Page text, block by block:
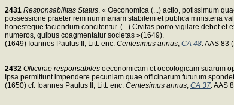
2431 Responsabilitas Status . « Oeconomica (...) actio, potissimum
possessione praeter rem nummariam stabilem et publica ministeria
honesteque faciendum concitentur. (...) Civitas porro vigilare debet
numeros, quibus coagmentatur societas »(1649).
(1649) Ioannes Paulus II, Litt. enc. Centesimus annus CA 48: AAS 83
2432 Officinae responsabiles oeconomicam et oecologicam suarum
Ipsa permittunt impendere pecuniam quae officinarum futurum
(1650) cf. Ioannes Paulus II, Litt. enc. Centesimus annus CA 37: AAS